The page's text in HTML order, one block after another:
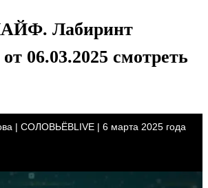
Лабиринт
от 06.03.2025 смотреть